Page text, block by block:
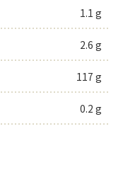
1.1 g
2.6 g
117 g
0.2 g